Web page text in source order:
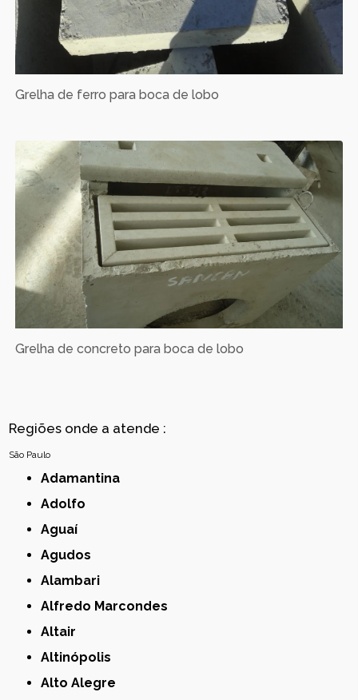
Grelha de ferro para boca de lobo
Grelha de concreto para boca de lobo
Regiões onde a atende :
São Paulo
Adamantina
Adolfo
Aguaí
Agudos
Alambari
Alfredo Marcondes
Altair
Altinópolis
Alto Alegre